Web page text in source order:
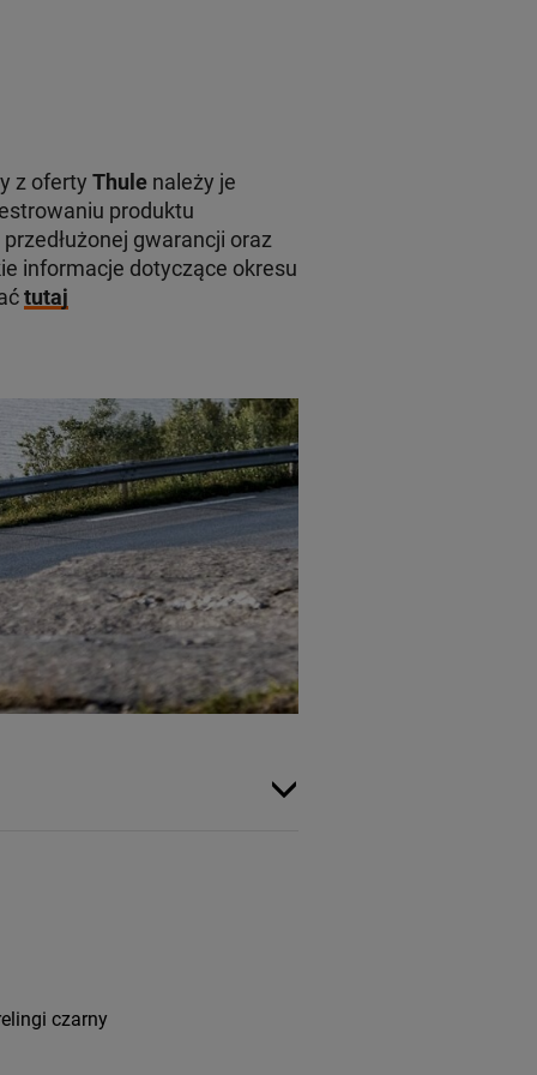
z oferty Thulenależy je
produktu
gwarancji oraz
informacje dotyczące okresu
tutaj
czarny